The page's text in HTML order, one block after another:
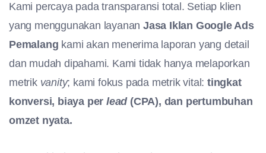
Kami percaya pada transparansi total. Setiap klien
yang menggunakan layananJasa Iklan Google Ads
Pemalang kami akan menerima laporan yang detail
dan mudah dipahami. Kami tidak hanya melaporkan
metrik vanity; kami fokus pada metrik vital:tingkat
konversi, biaya perlead(CPA), dan pertumbuhan
omzet nyata.